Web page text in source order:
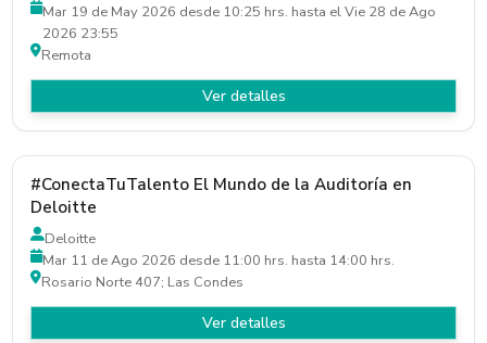
Mar 19 de May 2026 desde 10:25 hrs. hasta el Vie 28 de Ago
2026 23:55
Remota
Ver detalles
#ConectaTuTalento El Mundo de la Auditoría en
Deloitte
Deloitte
Mar 11 de Ago 2026 desde 11:00 hrs. hasta 14:00 hrs.
Rosario Norte 407; Las Condes
Ver detalles